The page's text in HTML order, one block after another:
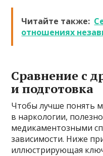
Читайте также:
отношениях
Сравнение с
и подготовка
Чтобы лучше понять
в наркологии,
медикаментозными
зависимости. Ниже
иллюстрирующая